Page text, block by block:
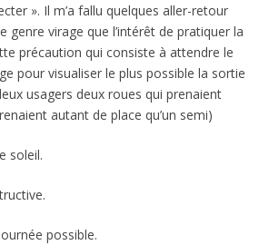
». Il m’a fallu quelques aller-retour
virage que l’intérêt de pratiquer la
précaution qui consiste à attendre le
pour visualiser le plus possible la sortie
usagers deux roues qui prenaient
autant de place qu’un semi)
soleil.
possible.